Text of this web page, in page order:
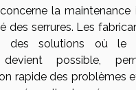
la maintenance
des serrures. Les
des solutions où le
possible,
rapide des problèmes